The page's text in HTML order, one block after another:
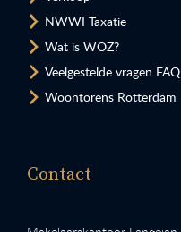
NWWI Taxatie
Wat is WOZ?
Veelgestelde vragen FAQ
Woontorens Rotterdam
Contact